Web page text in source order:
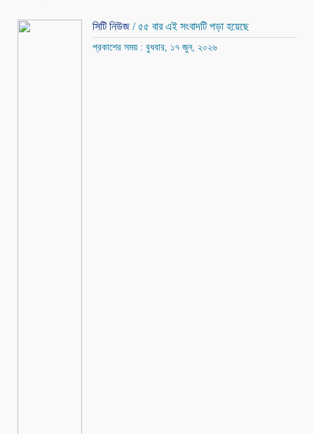
সিটি নিউজ / ৫৫ বার এই সংবাদটি পড়া হয়েছে
প্রকাশের সময় : বুধবার, ১৭ জুন, ২০২৬